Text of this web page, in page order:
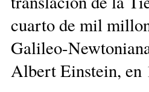
cuarto de mil
Galileo-
Albert Einstein, en